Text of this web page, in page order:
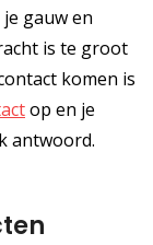
gauw en
is te groot
komen is
op en je
antwoord.